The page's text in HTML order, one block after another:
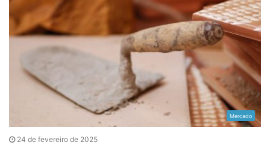
Mercado
24 de fevereiro de 2025